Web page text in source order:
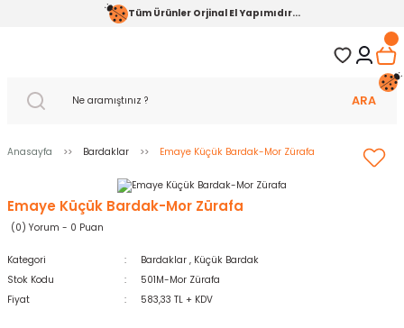
Tüm Ürünler Orjinal El Yapımıdır...
ARA
Anasayfa Bardaklar Emaye Küçük Bardak-Mor Zürafa
Emaye Küçük Bardak-Mor Zürafa
(0) Yorum - 0 Puan
Kategori Bardaklar , Küçük Bardak
Stok Kodu
501M-Mor Zürafa
Fiyat
583,33 TL + KDV